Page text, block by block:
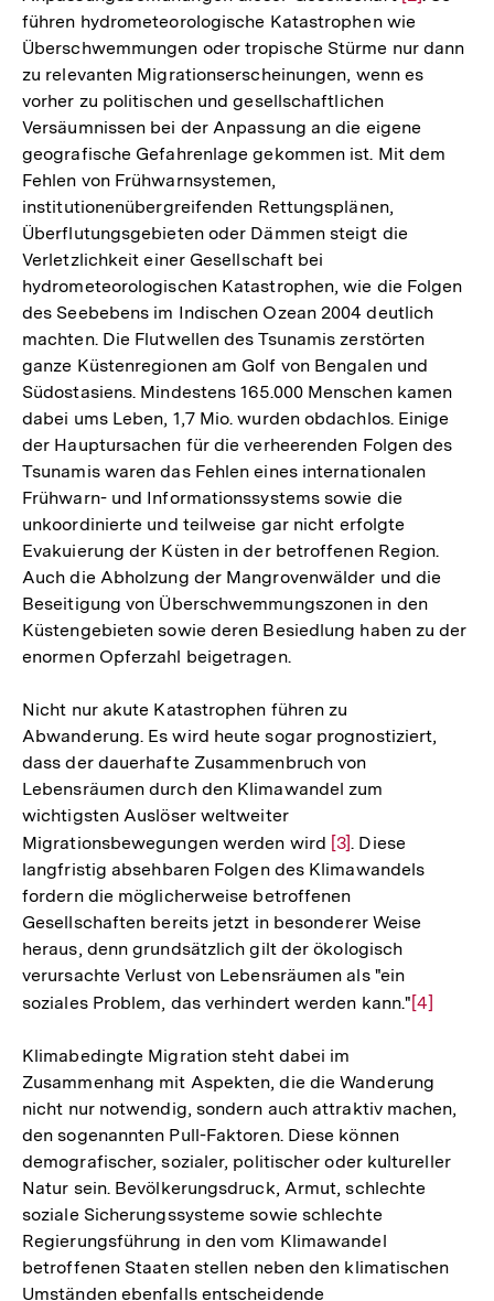
Auflösung
der
Fußnote
führen hydrometeorologische Katastrophen wie
Überschwemmungen oder tropische Stürme nur dann
zu relevanten Migrationserscheinungen, wenn es
vorher zu politischen und gesellschaftlichen
Versäumnissen bei der Anpassung an die eigene
geografische Gefahrenlage gekommen ist. Mit dem
Fehlen von Frühwarnsystemen,
institutionenübergreifenden Rettungsplänen,
Überflutungsgebieten oder Dämmen steigt die
Verletzlichkeit einer Gesellschaft bei
hydrometeorologischen Katastrophen, wie die Folgen
des Seebebens im Indischen Ozean 2004 deutlich
machten. Die Flutwellen des Tsunamis zerstörten
ganze Küstenregionen am Golf von Bengalen und
Südostasiens. Mindestens 165.000 Menschen kamen
dabei ums Leben, 1,7 Mio. wurden obdachlos. Einige
der Hauptursachen für die verheerenden Folgen des
Tsunamis waren das Fehlen eines internationalen
Frühwarn- und Informationssystems sowie die
unkoordinierte und teilweise gar nicht erfolgte
Evakuierung der Küsten in der betroffenen Region.
Auch die Abholzung der Mangrovenwälder und die
Beseitigung von Überschwemmungszonen in den
Küstengebieten sowie deren Besiedlung haben zu der
enormen Opferzahl beigetragen.
Nicht nur akute Katastrophen führen zu
Abwanderung. Es wird heute sogar prognostiziert,
dass der dauerhafte Zusammenbruch von
Lebensräumen durch den Klimawandel zum
wichtigsten Auslöser weltweiter
Migrationsbewegungen werden wird Zur
Auflösung
der
Fußnote
[3]. Diese
langfristig absehbaren Folgen des Klimawandels
fordern die möglicherweise betroffenen
Gesellschaften bereits jetzt in besonderer Weise
heraus, denn grundsätzlich gilt der ökologisch
verursachte Verlust von Lebensräumen als "ein
soziales Problem, das verhindert werden kann."Zur
Fußnote
[4]
Klimabedingte Migration steht dabei im
Zusammenhang mit Aspekten, die die Wanderung
nicht nur notwendig, sondern auch attraktiv machen,
den sogenannten Pull-Faktoren. Diese können
demografischer, sozialer, politischer oder kultureller
Natur sein. Bevölkerungsdruck, Armut, schlechte
soziale Sicherungssysteme sowie schlechte
Regierungsführung in den vom Klimawandel
betroffenen Staaten stellen neben den klimatischen
Umständen ebenfalls entscheidende